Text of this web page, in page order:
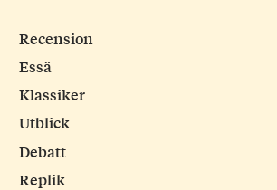
Recension
Essä
Klassiker
Utblick
Debatt
Replik